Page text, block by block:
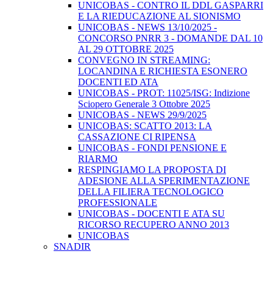
UNICOBAS - CONTRO IL DDL GASPARRI
E LA RIEDUCAZIONE AL SIONISMO
UNICOBAS - NEWS 13/10/2025 -
CONCORSO PNRR 3 - DOMANDE DAL 10
AL 29 OTTOBRE 2025
CONVEGNO IN STREAMING:
LOCANDINA E RICHIESTA ESONERO
DOCENTI ED ATA
UNICOBAS - PROT: 11025/ISG: Indizione
Sciopero Generale 3 Ottobre 2025
UNICOBAS - NEWS 29/9/2025
UNICOBAS: SCATTO 2013: LA
CASSAZIONE CI RIPENSA
UNICOBAS - FONDI PENSIONE E
RIARMO
RESPINGIAMO LA PROPOSTA DI
ADESIONE ALLA SPERIMENTAZIONE
DELLA FILIERA TECNOLOGICO
PROFESSIONALE
UNICOBAS - DOCENTI E ATA SU
RICORSO RECUPERO ANNO 2013
UNICOBAS
SNADIR